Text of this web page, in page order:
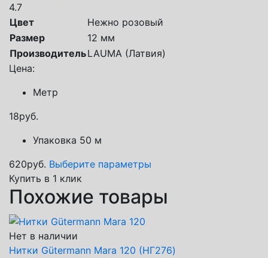
4.7
Цвет
Нежно розовый
Размер
12 мм
ПроизводительLAUMA (Латвия)
Цена:
Метр
18руб.
Упаковка 50 м
620руб. Выберите параметры
Купить в 1 клик
Похожие товары
Нет в наличии
Нитки Gütermann Mara 120 (НГ276)